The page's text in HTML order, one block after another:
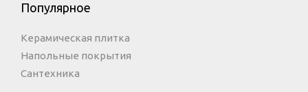
Популярное
Керамическая плитка
Напольные покрытия
Сантехника